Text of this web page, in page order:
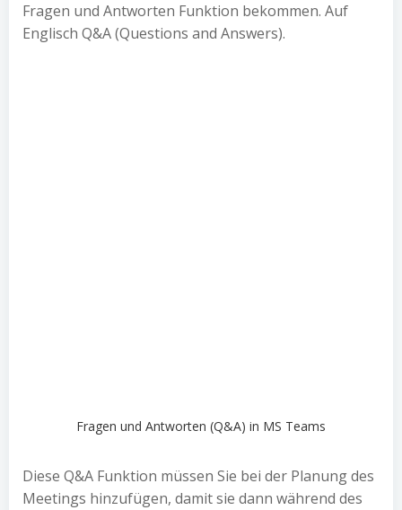
Fragen und Antworten Funktion bekommen. Auf
Englisch Q&A (Questions and Answers).
Fragen und Antworten (Q&A) in MS Teams
Diese Q&A Funktion müssen Sie bei der Planung des
Meetings hinzufügen, damit sie dann während des